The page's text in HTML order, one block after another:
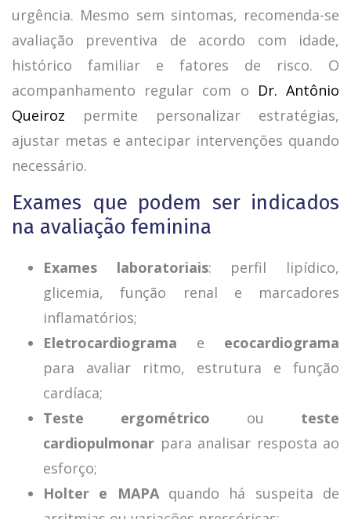
urgência. Mesmo sem sintomas, recomenda-se
avaliação preventiva de acordo com idade,
histórico familiar e fatores de risco. O
acompanhamento regular com o Dr. Antônio
Queiroz permite personalizar estratégias,
ajustar metas e antecipar intervenções quando
necessário.
Exames que podem ser indicados
na avaliação feminina
Exames laboratoriais: perfil lipídico,
glicemia, função renal e marcadores
inflamatórios;
Eletrocardiograma e ecocardiograma
para avaliar ritmo, estrutura e função
cardíaca;
Teste ergométrico ou teste
cardiopulmonar para analisar resposta ao
esforço;
Holter e MAPAquando há suspeita de